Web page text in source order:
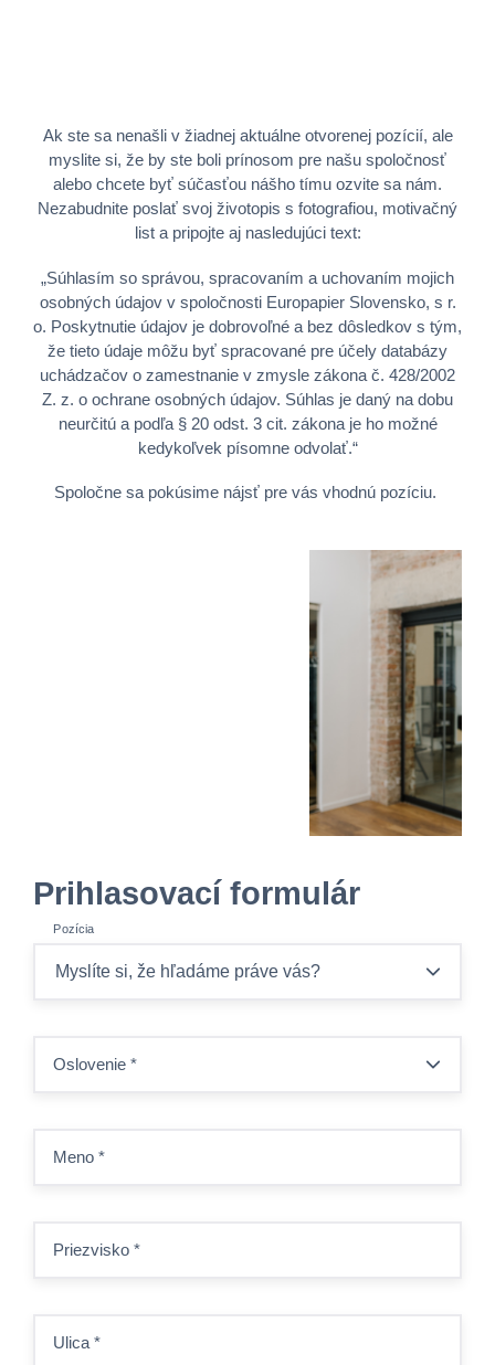
Ak ste sa nenašli v žiadnej aktuálne otvorenej pozícií, ale
myslite si, že by ste boli prínosom pre našu spoločnosť
alebo chcete byť súčasťou nášho tímu ozvite sa nám.
Nezabudnite poslať svoj životopis s fotografiou, motivačný
list a pripojte aj nasledujúci text:
„Súhlasím so správou, spracovaním a uchovaním mojich
osobných údajov v spoločnosti Europapier Slovensko, s r.
o. Poskytnutie údajov je dobrovoľné a bez dôsledkov s tým,
že tieto údaje môžu byť spracované pre účely databázy
uchádzačov o zamestnanie v zmysle zákona č. 428/2002
Z. z. o ochrane osobných údajov. Súhlas je daný na dobu
neurčitú a podľa § 20 odst. 3 cit. zákona je ho možné
kedykoľvek písomne odvolať.“
Spoločne sa pokúsime nájsť pre vás vhodnú pozíciu.
Prihlasovací formulár
Pozícia
Oslovenie *
Meno *
Priezvisko *
Ulica *